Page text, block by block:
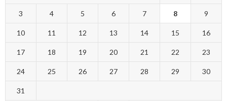
3 4 5 6 7 8 9
10 11 12 13 14 15 16
17 18 19 20 21 22 23
24 25 26 27 28 29 30
31